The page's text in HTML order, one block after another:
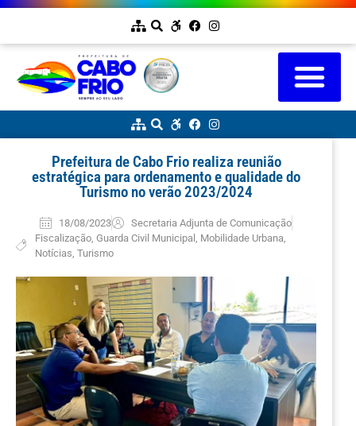
Prefeitura de Cabo Frio realiza reunião
estratégica para ordenamento e qualidade do
Turismo no verão 2023/2024
18/08/2023
Secretaria Adjunta de Comunicação
Fiscalização, Guarda Civil Municipal Mobilidade Urbana
Notícias Turismo